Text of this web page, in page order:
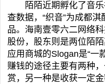
陌陌近期孵化了音乐
查数据，“织音”为成都
品。海南壹零六二网络
股份，股东则是两位陌
应用商城的Slogan是“一
赚钱的途径主要有两种
赏，另一种是收获一定